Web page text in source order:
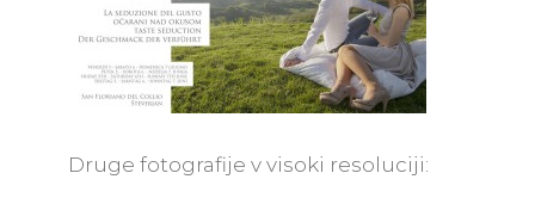
Druge fotografije v visoki resoluciji: